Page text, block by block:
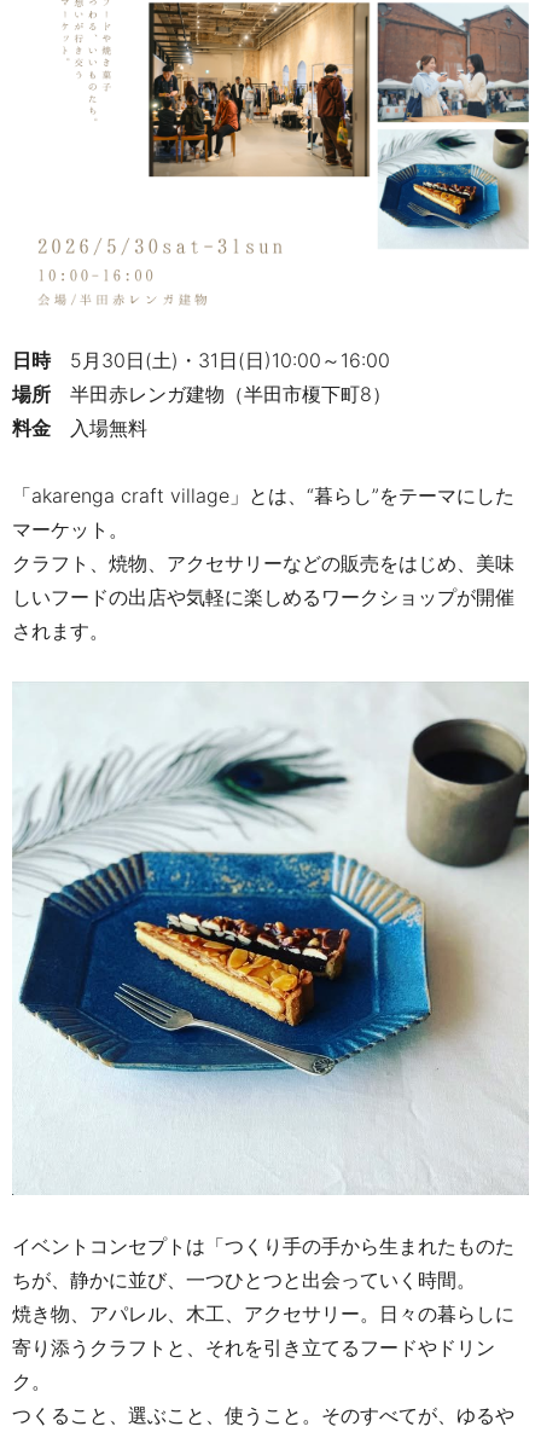
日時5月30日(土)・31日(日)10:00～16:00
場所
半田赤レンガ建物 （半田市榎下町8）
料金 入場無料
「akarenga craft village」とは、“暮らし”をテーマにした
マーケット。
クラフト、焼物、アクセサリーなどの販売をはじめ、美味
しいフードの出店や気軽に楽しめるワークショップが開催
されます。
イベントコンセプトは「つくり手の手から生まれたものた
ちが、静かに並び、一つひとつと出会っていく時間。
焼き物、アパレル、木工、アクセサリー。日々の暮らしに
寄り添うクラフトと、それを引き立てるフードやドリン
ク。
つくること、選ぶこと、使うこと。そのすべてが、ゆるや